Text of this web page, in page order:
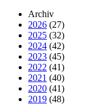
Archiv
2026 (27)
2025 (32)
2024 (42)
2023 (45)
2022 (41)
2021 (40)
2020 (41)
2019 (48)